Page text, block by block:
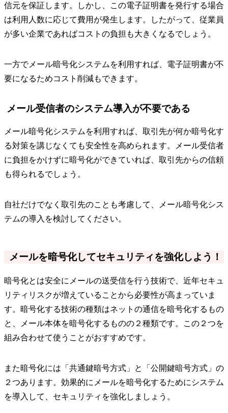
信元を保証します。しかし、この電子証明書を発行する場合
は利用人数に応じて費用が発生します。したがって、従業員
が多い企業であればコストの負担も大きくなるでしょう。
一方でメール暗号化システムを利用すれば、電子証明書が不
要になるためコスト削減もできます。
メール受信者のシステム導入が不要である
メール暗号化システムを利用すれば、取引先が何か暗号化す
る対策を講じなくても安全性を高められます。メール受信者
に負担をかけずに暗号化ができていれば、取引先からの信頼
も得られるでしょう。
自社だけでなく取引先のことも考慮して、メール暗号化シス
テムの導入を検討してください。
メールを暗号化してセキュリティを強化しよう！
暗号化とは安全にメールの送受信を行う技術で、近年セキュ
リティリスクが増えていることから必要性が高まっていま
す。暗号化する技術の種類はネットの通信を暗号化するもの
と、メール本体を暗号化するものの２種類です。この２つを
組み合わせて使うことがおすすめです。
また暗号化には「共通鍵暗号方式」と「公開鍵暗号方式」の
２つあります。効果的にメールを暗号化するためにシステム
を導入して、セキュリティを強化しましょう。